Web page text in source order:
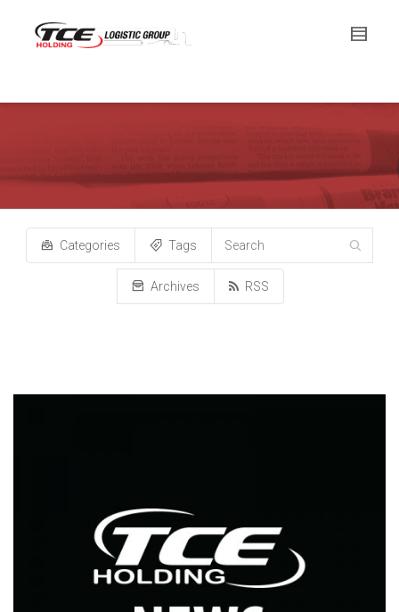
Categories Tags
Archives RSS